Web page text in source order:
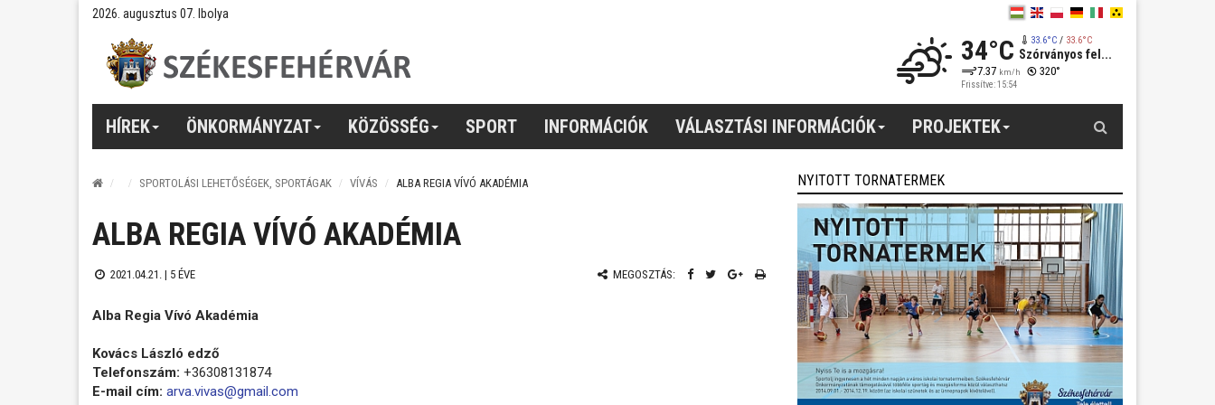
2026. augusztus 07. Ibolya
34°C 33.6°C/ 33.6°C
Szórványos fel...
7.37 km/h 320°
Frissítve: 15:54
HÍREK ÖNKORMÁNYZAT KÖZÖSSÉG SPORT INFORMÁCIÓK VÁLASZTÁSI INFORMÁCIÓK PROJEKTEK
SPORTOLÁSI LEHETŐSÉGEK, SPORTÁGAK VÍVÁS ALBA REGIA VÍVÓ AKADÉMIA
ALBA REGIA VÍVÓ AKADÉMIA
2021.04.21. | 5 ÉVE MEGOSZTÁS:
Alba Regia Vívó Akadémia
Kovács László edző
Telefonszám: +36308131874
E-mail cím: arva.vivas@gmail.com
NYITOTT TORNATERMEK